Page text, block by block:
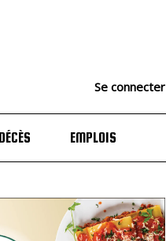
Se connecter
DÉCÈS EMPLOIS